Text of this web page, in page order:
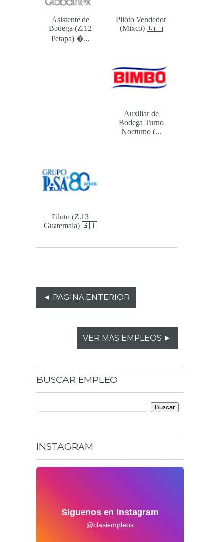
Asistente de
Bodega (Z.12
Petapa) ...
Piloto Vendedor
(Mixco) 🇬🇹
Auxiliar de
Bodega Turno
Nocturno (...
Piloto (Z.13
Guatemala) 🇬🇹
◄ PAGINA ENTERIOR
VER MAS EMPLEOS ►
BUSCAR EMPLEO
INSTAGRAM
Siguenos en Instagram
@clasiempleos